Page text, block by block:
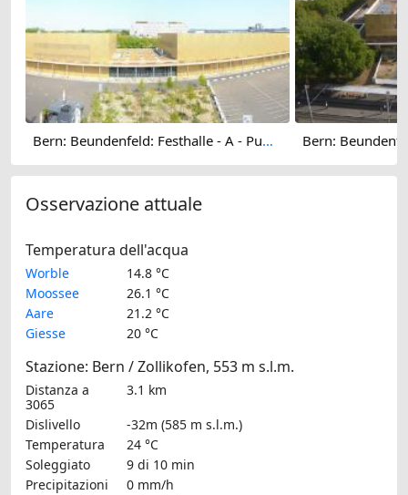
Bern: Beundenfeld: Festhalle - A - Public
Osservazione attuale
Temperatura dell'acqua
Worble
14.8 °C
Moossee
26.1 °C
Aare
21.2 °C
Giesse
20 °C
Stazione: Bern / Zollikofen, 553 m s.l.m.
Distanza a
3065
3.1 km
Dislivello
-32m (585 m s.l.m.)
Temperatura
24 °C
Soleggiato
9 di 10 min
Precipitazioni
0 mm/h